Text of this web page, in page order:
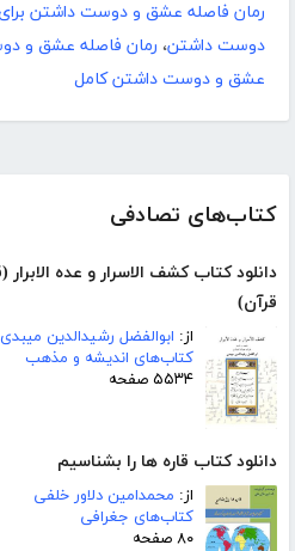
کتاب‌های تصادفی
دانلود کتاب کشف الاسرار و عده
قرآن)
از: ابوالفضل رشیدالدین میبدی
کتاب‌های اندیشه و مذهب
۵۵۳۴ صفحه
دانلود کتاب قاره ها را بشناسیم
از: محمدامین دلاور خلفی
کتاب‌های جغرافی
۸۰ صفحه
رمان فاصله عشق و دوست داشتن
دوست داشتن، رمان فاصله عشق و
عشق و دوست داشتن کامل